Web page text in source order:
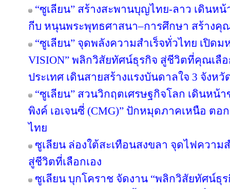
“ซูเลียน” สร้างสะพานบุญไทย-ลาว เดินห
กีบ หนุนพระพุทธศาสนา–การศึกษา สร้างคุ
“ซูเลียน” จุดพลังความสำเร็จทั่วไทย เปิดม
VISION” พลิกวิสัยทัศน์ธุรกิจ สู่ชีวิตที่คุณเลื
ประเทศ เดินสายสร้างแรงบันดาลใจ 3 จังห
“ซูเลียน” สวนวิกฤตเศรษฐกิจโลก เดินหน้
พิงค์ เอเจนซี่ (CMG)” ปักหมุดภาคเหนือ ตอ
ไทย
ซูเลียน ล่องใต้สะเทือนสงขลา จุดไฟความ
สู่ชีวิตที่เลือกเอง
ซูเลียน บุกโคราช จัดงาน “พลิกวิสัยทัศน์ธุ